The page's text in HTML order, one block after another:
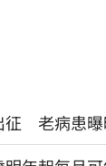
征 老病患曝